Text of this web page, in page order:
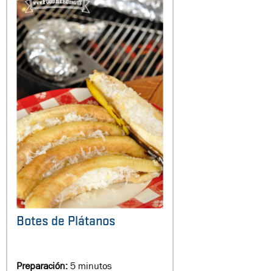
Botes de Plátanos
Preparación:5 minutos